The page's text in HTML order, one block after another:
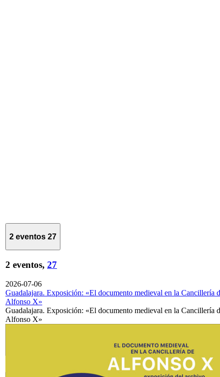
2 eventos 27
2 eventos, 27
2026-07-06
Guadalajara. Exposición: «El documento medieval en la Cancillería
Alfonso X»
Guadalajara. Exposición: «El documento medieval en la Cancillería
Alfonso X»